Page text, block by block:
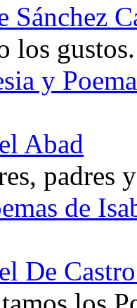
Sánchez
los
y
Abad
padres
de
De